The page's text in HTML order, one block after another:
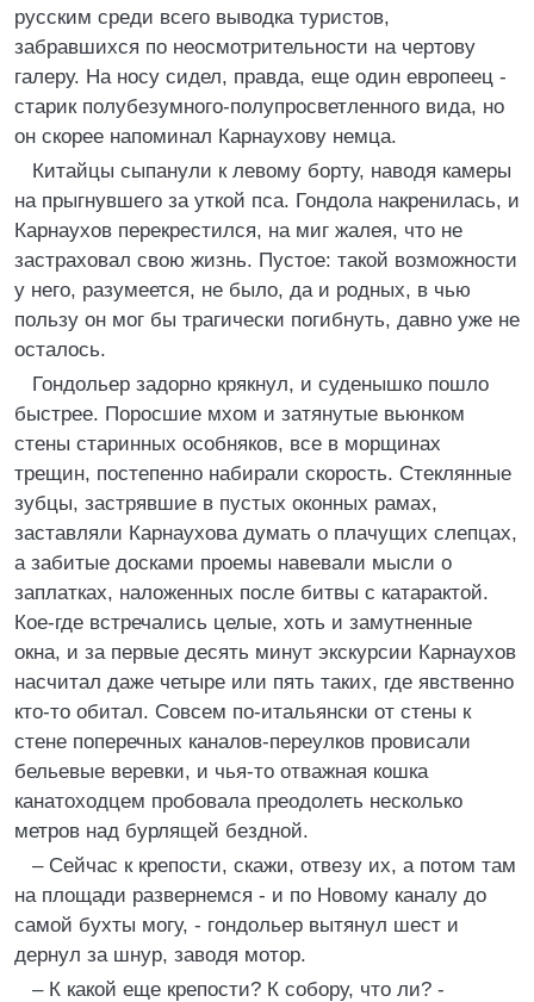
русским среди всего выводка туристов,
забравшихся по неосмотрительности на чертову
галеру. На носу сидел, правда, еще один европеец -
старик полубезумного-полупросветленного вида, но
он скорее напоминал Карнаухову немца.
Китайцы сыпанули к левому борту, наводя камеры
на прыгнувшего за уткой пса. Гондола накренилась, и
Карнаухов перекрестился, на миг жалея, что не
застраховал свою жизнь. Пустое: такой возможности
у него, разумеется, не было, да и родных, в чью
пользу он мог бы трагически погибнуть, давно уже не
осталось.
Гондольер задорно крякнул, и суденышко пошло
быстрее. Поросшие мхом и затянутые вьюнком
стены старинных особняков, все в морщинах
трещин, постепенно набирали скорость. Стеклянные
зубцы, застрявшие в пустых оконных рамах,
заставляли Карнаухова думать о плачущих слепцах,
а забитые досками проемы навевали мысли о
заплатках, наложенных после битвы с катарактой.
Кое-где встречались целые, хоть и замутненные
окна, и за первые десять минут экскурсии Карнаухов
насчитал даже четыре или пять таких, где явственно
кто-то обитал. Совсем по-итальянски от стены к
стене поперечных каналов-переулков провисали
бельевые веревки, и чья-то отважная кошка
канатоходцем пробовала преодолеть несколько
метров над бурлящей бездной.
– Сейчас к крепости, скажи, отвезу их, а потом там
на площади развернемся - и по Новому каналу до
самой бухты могу, - гондольер вытянул шест и
дернул за шнур, заводя мотор.
– К какой еще крепости? К собору, что ли? -